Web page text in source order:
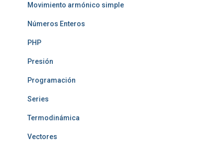
Movimiento armónico simple
Números Enteros
PHP
Presión
Programación
Series
Termodinámica
Vectores